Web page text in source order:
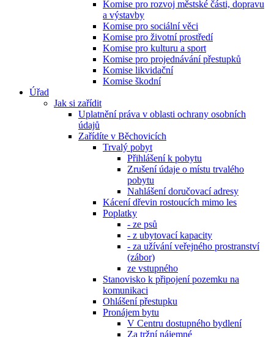
Komise pro rozvoj městské části, dopravu
a výstavby
Komise pro sociální věci
Komise pro životní prostředí
Komise pro kulturu a sport
Komise pro projednávání přestupků
Komise likvidační
Komise škodní
Úřad
Jak si zařídit
Uplatnění práva v oblasti ochrany osobních
údajů
Zařídíte v Běchovicích
Trvalý pobyt
Přihlášení k pobytu
Zrušení údaje o místu trvalého
pobytu
Nahlášení doručovací adresy
Kácení dřevin rostoucích mimo les
Poplatky
- ze psů
- z ubytovací kapacity
- za užívání veřejného prostranství
(zábor)
ze vstupného
Stanovisko k připojení pozemku na
komunikaci
Ohlášení přestupku
Pronájem bytu
V Centru dostupného bydlení
Za tržní nájemné